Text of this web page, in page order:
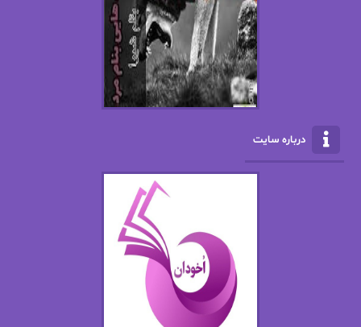
الف صاد
الکساندر دوما
الناز پاکپور‌
الناز محمدی
امیر فرهی
باران
بهار سلطانی
بهاره شیرازی
درباره سایت